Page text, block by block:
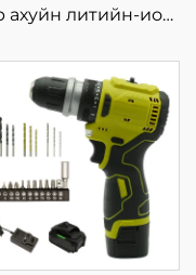
ахуйн литийн-ион
салхицуулах,
машин,
зоруулалтын
түрхүүр